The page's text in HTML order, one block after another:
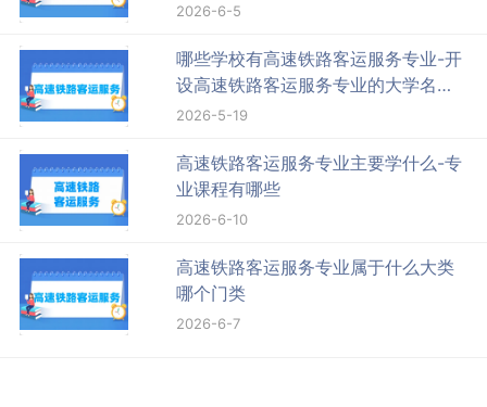
2026-6-5
哪些学校有高速铁路客运服务专业-开
设高速铁路客运服务专业的大学名单
一览表
2026-5-19
高速铁路客运服务专业主要学什么-专
业课程有哪些
2026-6-10
高速铁路客运服务专业属于什么大类
哪个门类
2026-6-7